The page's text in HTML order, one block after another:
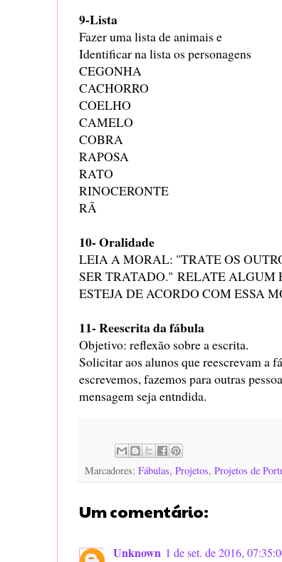
9-Lista
Fazer uma lista de animais e
Identificar na lista os personagens
CEGONHA
CACHORRO
COELHO
CAMELO
COBRA
RAPOSA
RATO
RINOCERONTE
RÃ
10- Oralidade
LEIA A MORAL: "TRATE OS
SER TRATADO." RELATE ALGUM
ESTEJA DE ACORDO COM ESSA
11- Reescrita da fábula
Objetivo: reflexão sobre a escrita.
Solicitar aos alunos que reescrevam a
escrevemos, fazemos para outras
mensagem seja entndida.
Marcadores: Fábulas, Projetos, Projetos de
Um comentário:
Unknown 1 de set. de 2016,